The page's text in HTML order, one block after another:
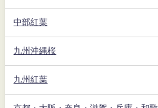
中部紅葉
九州沖縄桜
九州紅葉